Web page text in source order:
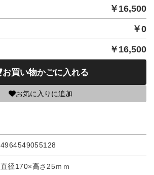
￥ 16,500
￥0
￥ 16,500
お買い物かごに入れる
お気に入りに追加
4964549055128
直径170×高さ25ｍｍ